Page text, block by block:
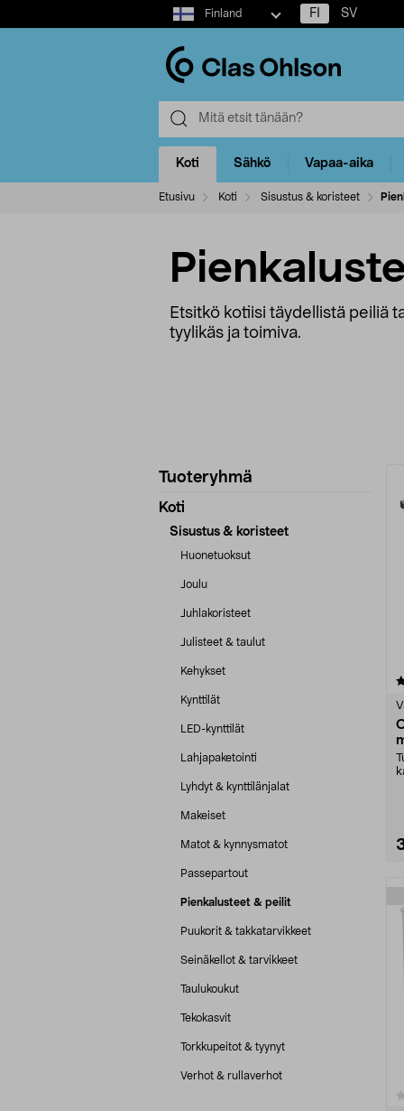
Select
market
Finland FI SV
Koti Sähkö Vapaa-aika
Etusivu Koti Sisustus & koristeet
Etsitkö kotiisi täydellistä peiliä
tyylikäs ja toimiva.
Tarkenna
tuotetietoja
Tuoteryhmä
Koti
Sisustus & koristeet
Huonetuoksut
Joulu
Juhlakoristeet
Julisteet & taulut
Kehykset
Kynttilät
LED-kynttilät
Lahjapaketointi
Lyhdyt & kynttilänjalat
Makeiset
Matot & kynnysmatot
Passepartout
Pienkalusteet & peilit
Puukorit & takkatarvikkeet
Seinäkellot & tarvikkeet
Taulukoukut
Tekokasvit
Torkkupeitot & tyynyt
Verhot & rullaverhot